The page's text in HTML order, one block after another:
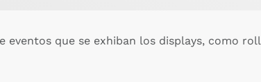
que se exhiban los displays, como roll